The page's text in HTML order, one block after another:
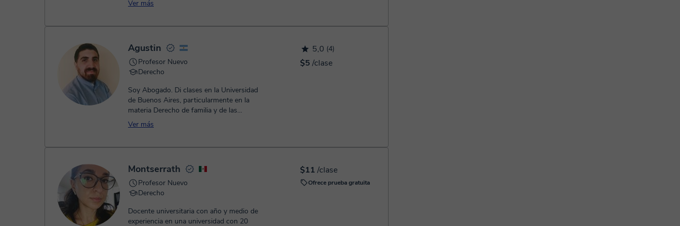
Ver más
5,0 (4)
$5 /clase
Agustin
Profesor Nuevo
Derecho
Soy Abogado. Di clases en la Universidad
de Buenos Aires, particularmente en la
materia Derecho de familia y de las
sucesiones. En la Universidad del ...
Ver más
$11 /clase
Ofrece prueba gratuita
Montserrath
Profesor Nuevo
Derecho
Docente universitaria con año y medio de
experiencia en una universidad con 20